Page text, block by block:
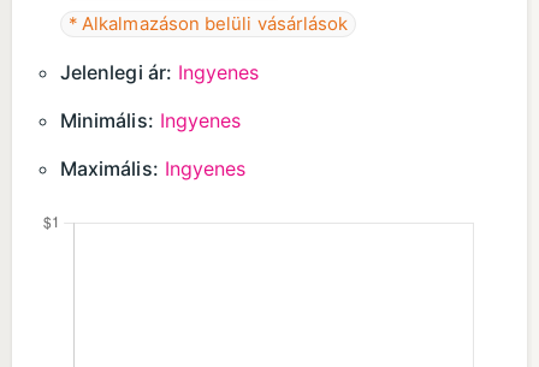
* Alkalmazáson belüli vásárlások
Jelenlegi ár: Ingyenes
Minimális: Ingyenes
Maximális: Ingyenes